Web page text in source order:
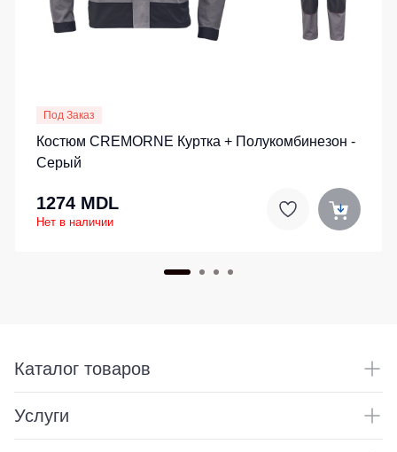
Под Заказ
Костюм CREMORNE Куртка + Полукомбинезон -
Серый
1274 MDL
Нет в наличии
Каталог товаров
Услуги